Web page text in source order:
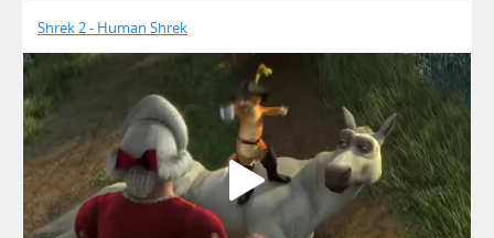
Shrek 2 - Human Shrek